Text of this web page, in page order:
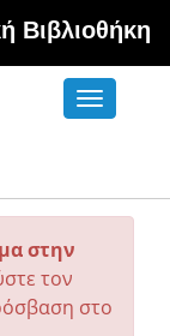
Βιβλιοθήκη
Toggle
στην
τον
στο